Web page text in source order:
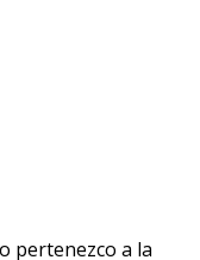
pertenezco a la